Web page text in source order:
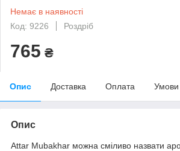
Немає в наявності
Код: 9226
Роздріб
765 ₴
Опис Доставка Оплата Умови
Опис
Attar Mubakhar можна сміливо назвати